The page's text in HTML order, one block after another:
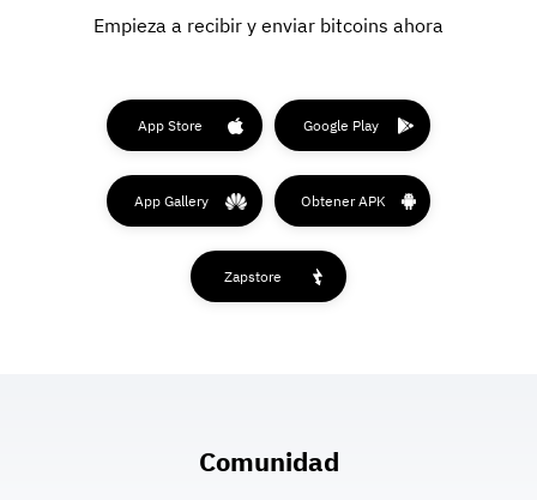
Empieza a recibir y enviar bitcoins ahora
App Store Google Play
App Gallery Obtener APK
Zapstore
Comunidad